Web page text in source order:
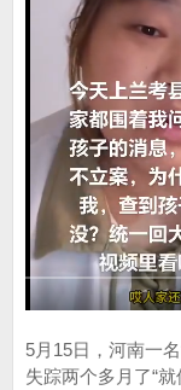
5月15日，河南一
失踪两个多月了“